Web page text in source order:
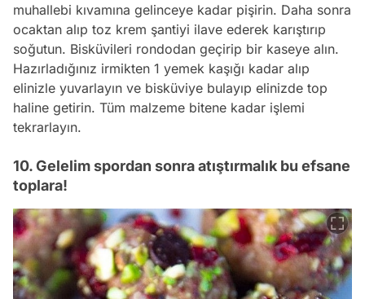
muhallebi kıvamına gelinceye kadar pişirin. Daha sonra
ocaktan alıp toz krem şantiyi ilave ederek karıştırıp
soğutun. Bisküvileri rondodan geçirip bir kaseye alın.
Hazırladığınız irmikten 1 yemek kaşığı kadar alıp
elinizle yuvarlayın ve bisküviye bulayıp elinizde top
haline getirin. Tüm malzeme bitene kadar işlemi
tekrarlayın.
10. Gelelim spordan sonra atıştırmalık bu efsane
toplara!